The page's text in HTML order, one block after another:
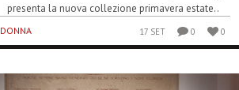
presenta la nuova collezione primavera estate..
DONNA 17 SET 0 0